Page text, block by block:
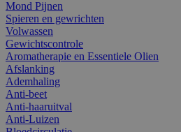
Mond Pijnen
Spieren en gewrichten
Volwassen
Gewichtscontrole
Aromatherapie en Essentiele Olien
Afslanking
Ademhaling
Anti-beet
Anti-haaruitval
Anti-Luizen